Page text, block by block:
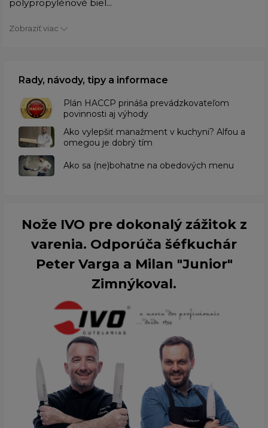
polypropylénové biel...
Zobraziť viac
Rady, návody, tipy a informace
​Plán HACCP prináša prevádzkovateľom
povinnosti aj výhody
Ako vylepšiť manažment v kuchyni? Alfou a
omegou je dobrý tím
​Ako sa (ne)bohatne na obedových menu
Nože IVO pre dokonalý zážitok z
varenia. Odporúča šéfkuchár
Peter Varga a Milan "Junior"
Zimnýkoval.